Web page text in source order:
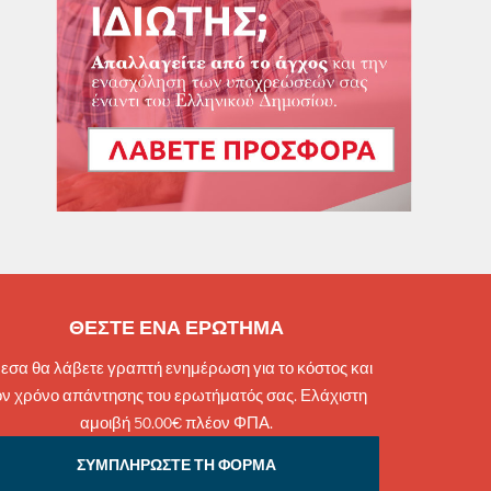
ΘΕΣΤΕ ΕΝΑ ΕΡΩΤΗΜΑ
θα λάβετε γραπτή ενημέρωση για το κόστος και
χρόνο απάντησης του ερωτήματός σας. Ελάχιστη
αμοιβή 50.00€ πλέον ΦΠΑ.
ΣΥΜΠΛΗΡΩΣΤΕ ΤΗ ΦΟΡΜΑ